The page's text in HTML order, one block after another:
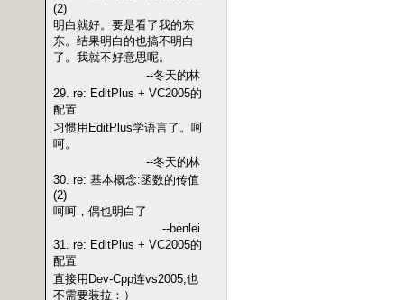
(2)
明白就好。要是看了我的东
东。结果明白的也搞不明白
了。我就不好意思呢。
--冬天的林
29. re: EditPlus + VC2005的
配置
习惯用EditPlus学语言了。呵
呵。
--冬天的林
30. re: 基本概念:函数的传值
(2)
呵呵，偶也明白了
--benlei
31. re: EditPlus + VC2005的
配置
直接用Dev-Cpp连vs2005,也
不需要装拉：）